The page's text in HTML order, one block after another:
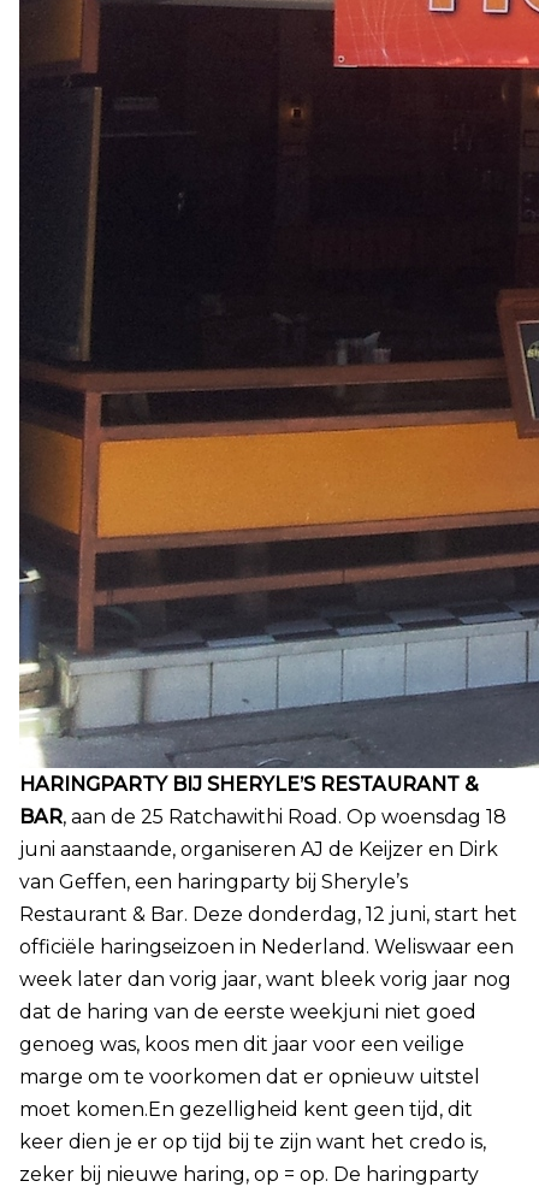
HARINGPARTY BIJ SHERYLE’S RESTAURANT &
BAR, aan de 25 Ratchawithi Road. Op woensdag 18
juni aanstaande, organiseren AJ de Keijzer en Dirk
van Geffen, een haringparty bij Sheryle’s
Restaurant & Bar. Deze donderdag, 12 juni, start het
officiële haringseizoen in Nederland. Weliswaar een
week later dan vorig jaar, want bleek vorig jaar nog
dat de haring van de eerste weekjuni niet goed
genoeg was, koos men dit jaar voor een veilige
marge om te voorkomen dat er opnieuw uitstel
moet komen.En gezelligheid kent geen tijd, dit
keer dien je er op tijd bij te zijn want het credo is,
zeker bij nieuwe haring, op = op. De haringparty